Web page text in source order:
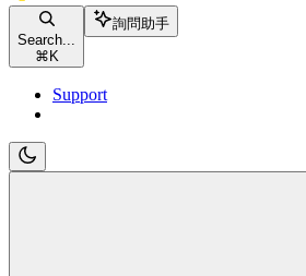
Search...
⌘ K
詢問助手
Support